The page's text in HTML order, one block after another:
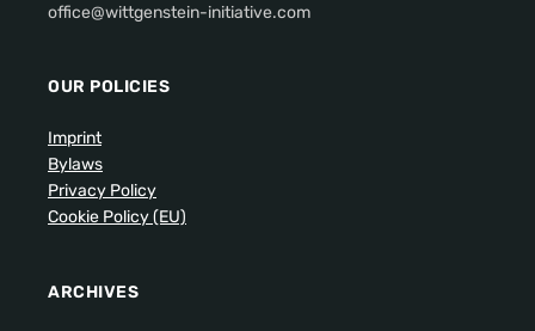
office@wittgenstein-initiative.com
OUR POLICIES
Imprint
Bylaws
Privacy Policy
Cookie Policy (EU)
ARCHIVES